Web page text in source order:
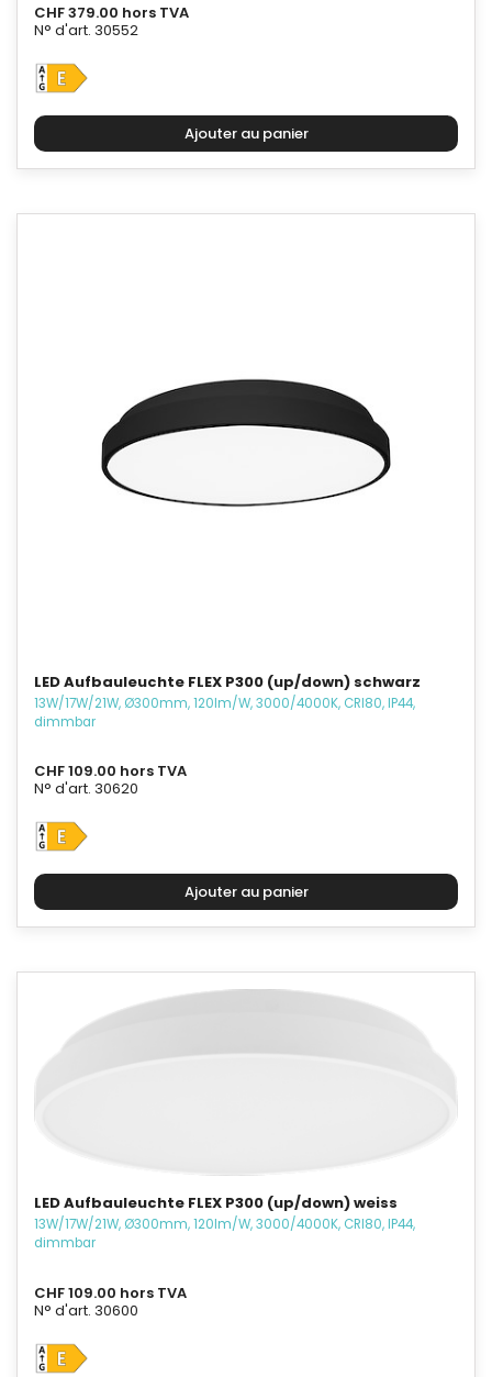
CHF 379.00 hors TVA
N° d'art. 30552
LED Aufbauleuchte FLEX P300 (up/down) schwarz
13W/17W/21W, Ø300mm, 120lm/W, 3000/4000K, CRI80, IP44,
dimmbar
CHF 109.00 hors TVA
N° d'art. 30620
LED Aufbauleuchte FLEX P300 (up/down) weiss
13W/17W/21W, Ø300mm, 120lm/W, 3000/4000K, CRI80, IP44,
dimmbar
CHF 109.00 hors TVA
N° d'art. 30600